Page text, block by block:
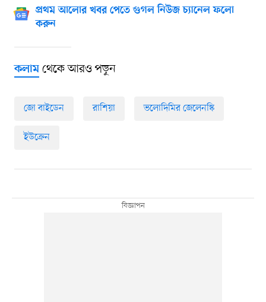
প্রথম আলোর খবর পেতে গুগল নিউজ চ্যানেল ফলো
করুন
কলামথেকে আরও পড়ুন
জো বাইডেন রাশিয়া ভলোদিমির জেলেনস্কি
ইউক্রেন